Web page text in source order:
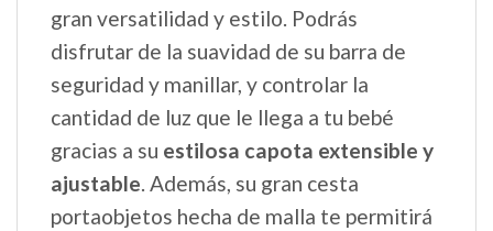
gran versatilidad y estilo. Podrás
disfrutar de la suavidad de su barra de
seguridad y manillar, y controlar la
cantidad de luz que le llega a tu bebé
gracias a su estilosa capota extensible y
ajustable. Además, su gran cesta
portaobjetos hecha de malla te permitirá